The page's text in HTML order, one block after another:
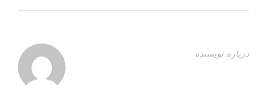
درباره نویسنده